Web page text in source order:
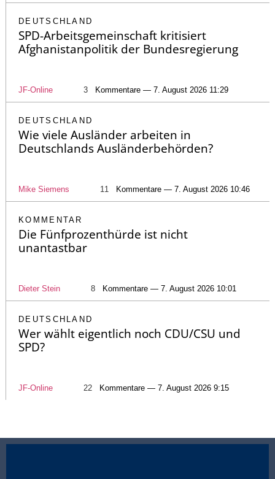
DEUTSCHLAND
SPD-Arbeitsgemeinschaft kritisiert
Afghanistanpolitik der Bundesregierung
JF-Online 3 Kommentare — 7. August 2026 11:29
DEUTSCHLAND
Wie viele Ausländer arbeiten in
Deutschlands Ausländerbehörden?
Mike Siemens 11 Kommentare — 7. August 2026 10:46
KOMMENTAR
Die Fünfprozenthürde ist nicht
unantastbar
Dieter Stein 8 Kommentare — 7. August 2026 10:01
DEUTSCHLAND
Wer wählt eigentlich noch CDU/CSU und
SPD?
JF-Online 22 Kommentare — 7. August 2026 9:15